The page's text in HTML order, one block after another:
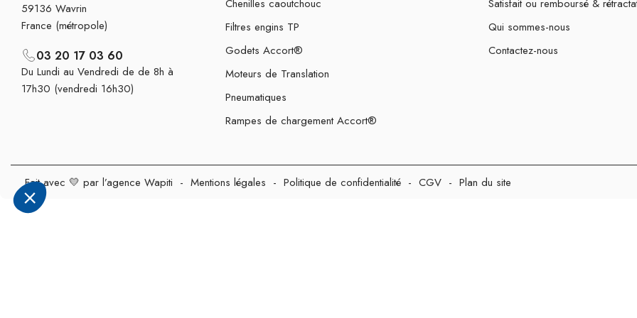
59136 Wavrin
France (métropole)
03 20 17 03 60
Du Lundi au Vendredi de de 8h à
17h30 (vendredi 16h30)
Chenilles caoutchouc
Filtres engins TP
Godets Accort®
Moteurs de Translation
Pneumatiques
Rampes de chargement Accort®
Satisfait ou remboursé &
Qui sommes-nous
Contactez-nous
Fait avec 💛 par l’agence Wapiti - Mentions légales - Politique de confidentialité - CGV - Plan du site